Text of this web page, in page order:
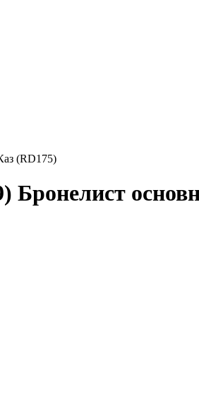
(RD175)
Бронелист